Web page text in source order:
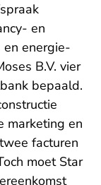
en
energie-
B.V. vier
bepaald.
marketing en
facturen
moet Star